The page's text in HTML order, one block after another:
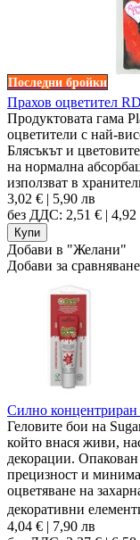
Последни бройки
Прахов оцветител
Продуктовата гама
оцветители с най-
Блясъкът и
на нормална
използват в
3,02 € | 5,90 лв
без ДДС: 2,51 € | 4,92
Добави в "Желани"
Добави за сравняване
Силно концентриран
Геловите бои на
който внася живи,
декорации. Опакован
прецизност и
оцветяване на
декоративни
4,04 € | 7,90 лв